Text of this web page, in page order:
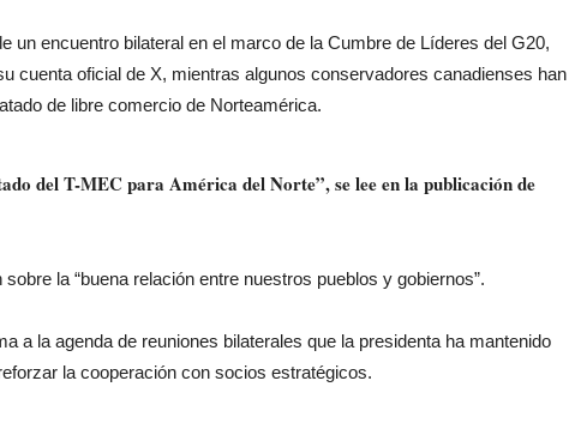
un encuentro bilateral en el marco de la Cumbre de Líderes del G20,
cuenta oficial de X, mientras algunos conservadores canadienses han
de libre comercio de Norteamérica.
del T-MEC para América del Norte”, se lee en la publicación de
la “buena relación entre nuestros pueblos y gobiernos”.
a la agenda de reuniones bilaterales que la presidenta ha mantenido
la cooperación con socios estratégicos.